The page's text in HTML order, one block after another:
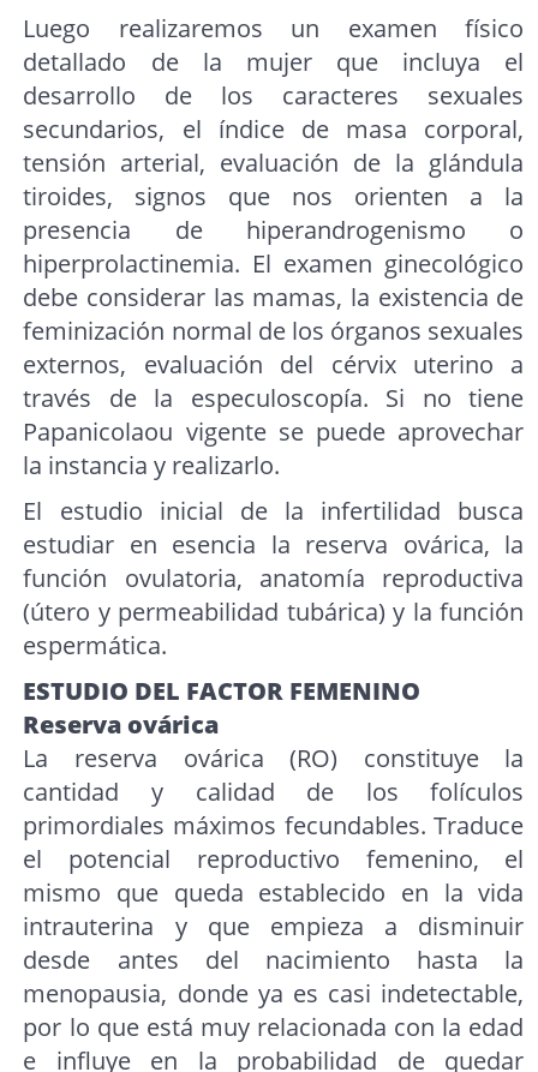
Luego realizaremos un examen físico
detallado de la mujer que incluya el
desarrollo de los caracteres sexuales
secundarios, el índice de masa corporal,
tensión arterial, evaluación de la glándula
tiroides, signos que nos orienten a la
presencia de hiperandrogenismo o
hiperprolactinemia. El examen ginecológico
debe considerar las mamas, la existencia de
feminización normal de los órganos sexuales
externos, evaluación del cérvix uterino a
través de la especuloscopía. Si no tiene
Papanicolaou vigente se puede aprovechar
la instancia y realizarlo.
El estudio inicial de la infertilidad busca
estudiar en esencia la reserva ovárica, la
función ovulatoria, anatomía reproductiva
(útero y permeabilidad tubárica) y la función
espermática.
ESTUDIO DEL FACTOR FEMENINO
Reserva ovárica
La reserva ovárica (RO) constituye la
cantidad y calidad de los folículos
primordiales máximos fecundables. Traduce
el potencial reproductivo femenino, el
mismo que queda establecido en la vida
intrauterina y que empieza a disminuir
desde antes del nacimiento hasta la
menopausia, donde ya es casi indetectable,
por lo que está muy relacionada con la edad
e influye en la probabilidad de quedar